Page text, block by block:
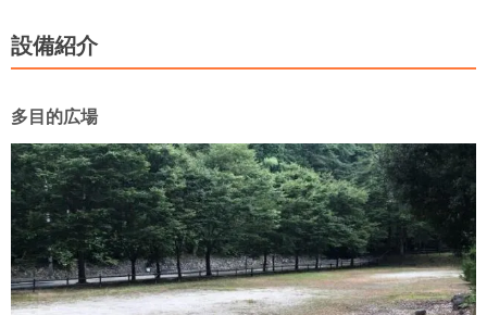
設備紹介
多目的広場